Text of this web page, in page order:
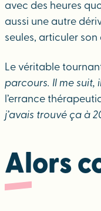
avec des heures
aussi une autre
seules, articuler
Le véritable
parcours. Il me suit,
l’errance
j’avais trouvé ça à
Alors